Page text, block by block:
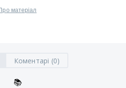
матеріал
Коментарі (0)
📚